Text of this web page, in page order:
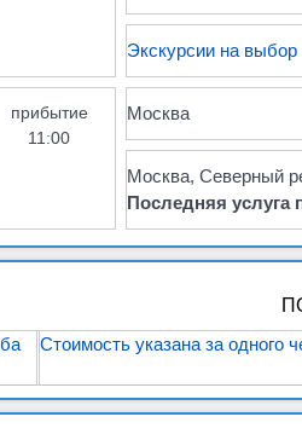
Экскурсии на выбор
прибытие
11:00
Москва
Москва, Северный
Последняя услуга
Стоимость указана за одного